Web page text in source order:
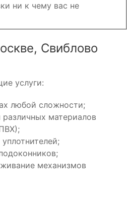
ни к чему вас не
Свиблово
услуги:
любой сложности;
материалов
механизмов